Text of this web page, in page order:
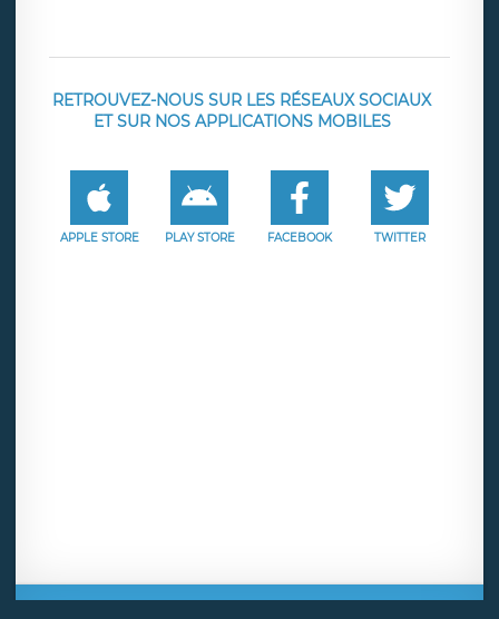
RETROUVEZ-NOUS SUR LES RÉSEAUX SOCIAUX
ET SUR NOS APPLICATIONS MOBILES
APPLE STORE PLAY STORE FACEBOOK TWITTER